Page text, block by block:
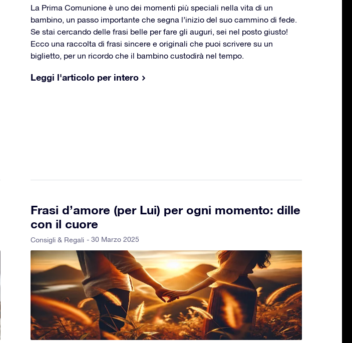
La Prima Comunione è uno dei momenti più speciali nella vita di un
bambino, un passo importante che segna l’inizio del suo cammino di fede.
Se stai cercando delle frasi belle per fare gli auguri, sei nel posto giusto!
Ecco una raccolta di frasi sincere e originali che puoi scrivere su un
biglietto, per un ricordo che il bambino custodirà nel tempo.
Leggi l'articolo per intero
Frasi d’amore (per Lui) per ogni momento: dille
con il cuore
Consigli & Regali - 30 Marzo 2025